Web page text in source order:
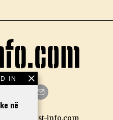
IN
në
LinkedIn
Mast-info.com